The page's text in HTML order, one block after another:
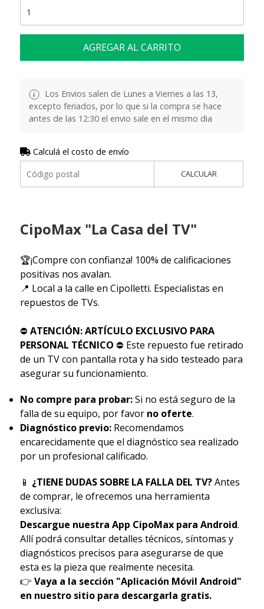
AGREGAR AL CARRITO
Los Envios salen de Lunes a Viernes a las 13,
excepto feriados, por lo que si la compra se hace
antes de las 12:30 el envio sale en el mismo dia
Calculá el costo de envío
CALCULAR
CipoMax "La Casa del TV"
🏆¡Compre con confianza! 100% de calificaciones
positivas nos avalan.
📍 Local a la calle en Cipolletti. Especialistas en
repuestos de TVs.
⛔ ATENCIÓN: ARTÍCULO EXCLUSIVO PARA
PERSONAL TÉCNICO ⛔ Este repuesto fue retirado
de un TV con pantalla rota y ha sido testeado para
asegurar su funcionamiento.
No compre para probar:Si no está seguro de la
falla de su equipo, por favor no oferte.
Diagnóstico previo:Recomendamos
encarecidamente que el diagnóstico sea realizado
por un profesional calificado.
📱 ¿TIENE DUDAS SOBRE LA FALLA DEL TV?Antes
de comprar, le ofrecemos una herramienta
exclusiva:
Descargue nuestra App CipoMax para Android.
Allí podrá consultar detalles técnicos, síntomas y
diagnósticos precisos para asegurarse de que
esta es la pieza que realmente necesita.
👉 Vaya a la sección "Aplicación Móvil Android"
en nuestro sitio para descargarla gratis.